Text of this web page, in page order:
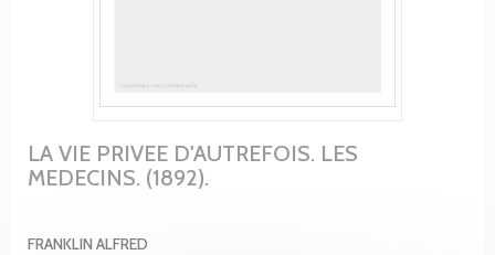
LA VIE PRIVEE D'AUTREFOIS. LES
MEDECINS. (1892).
FRANKLIN ALFRED